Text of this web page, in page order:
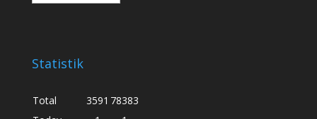
Statistik
Total 3591 78383